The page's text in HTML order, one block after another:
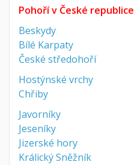
Pohoří v České republice
Beskydy
Bílé Karpaty
České středohoří
Hostýnské vrchy
Chřiby
Javorníky
Jeseníky
Jizerské hory
Králický Sněžník